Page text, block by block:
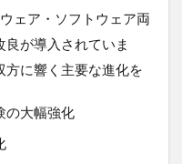
ェア・ソフトウェア両
が導入されていま
方に響く主要な進化を
の大幅強化